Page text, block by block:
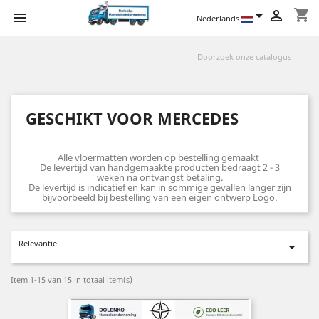
 shopping_cart

Nederlands 
GESCHIKT VOOR MERCEDES
Alle vloermatten worden op bestelling gemaakt
De levertijd van handgemaakte producten bedraagt 2 - 3
weken na ontvangst betaling.
De levertijd is indicatief en kan in sommige gevallen langer zijn
bijvoorbeeld bij bestelling van een eigen ontwerp Logo.
Relevantie 
Item 1-15 van 15 in totaal item(s)